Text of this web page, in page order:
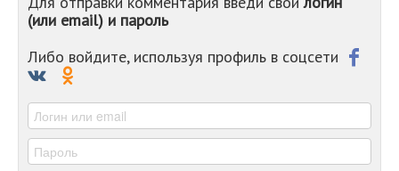
-
(или email) и пароль
Либо войдите, используя профиль в соцсети